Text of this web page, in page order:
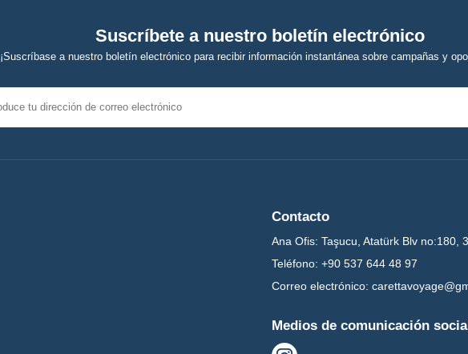
Suscríbete a nuestro boletín electrónico
¡Suscríbase a nuestro boletín electrónico para recibir información instantánea sobre campañas y
Contacto
Ana Ofis: Taşucu, Atatürk Blv no:180,
Teléfono: +90 537 644 48 97
Correo electrónico:
Medios de comunicación